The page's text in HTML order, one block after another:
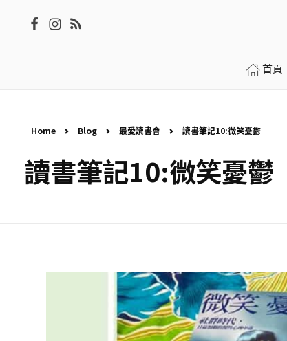
首頁
Home Blog 最愛讀書會 讀書筆記10:微笑憂鬱
讀書筆記10:微笑憂鬱